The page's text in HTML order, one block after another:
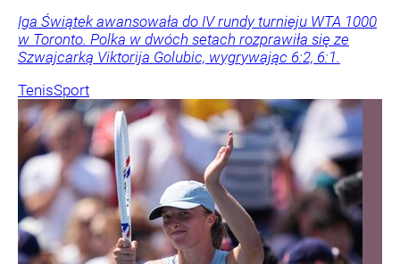
Iga Świątek awansowała do IV rundy turnieju WTA 1000
w Toronto. Polka w dwóch setach rozprawiła się ze
Szwajcarką Viktorija Golubic, wygrywając 6:2, 6:1.
TenisSport